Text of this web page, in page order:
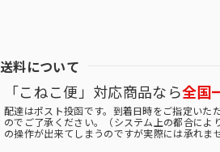
送料について
「こねこ便」対応商品なら全国
配達はポスト投函です。到着日時をご指定いた
のでご了承ください。（システム上の都合によ
の操作が出来てしまうのですが実際には承れま